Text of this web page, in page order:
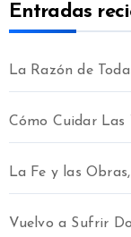
Entradas
La Razón de
Cómo Cuidar Las
La Fe y las
Vuelvo a Sufrir